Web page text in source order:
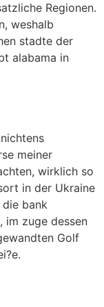
Regionen.
weshalb
stadte der
alabama in
meiner
wirklich so
in der Ukraine
bank
im zuge dessen
Golf